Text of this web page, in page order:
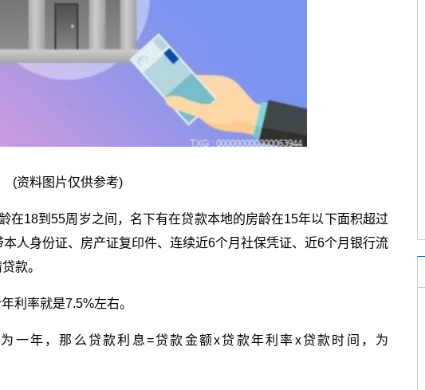
(资料图片仅供参考)
在18到55周岁之间，名下有在贷款本地的房龄在15年以下面积超过
人身份证、房产证复印件、连续近6个月社保凭证、近6个月银行流
款。
利率就是7.5%左右。
一年，那么贷款利息=贷款金额x贷款年利率x贷款时间，为